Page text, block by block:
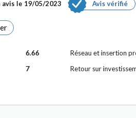
avis le 19/05/2023 Avis vérifié
6.66
7
Réseau et insertion
Retour sur